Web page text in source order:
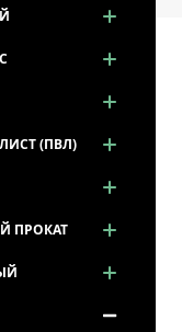
(ПВЛ)
ПРОКАТ